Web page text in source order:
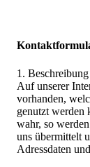
1.
Auf unserer
vorhanden,
genutzt werden
wahr, so
uns übermittelt
Adressdaten